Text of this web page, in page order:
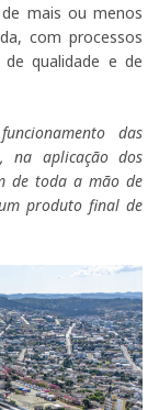
mais ou menos
com processos
qualidade e de
das
na aplicação dos
de toda a mão de
produto final de